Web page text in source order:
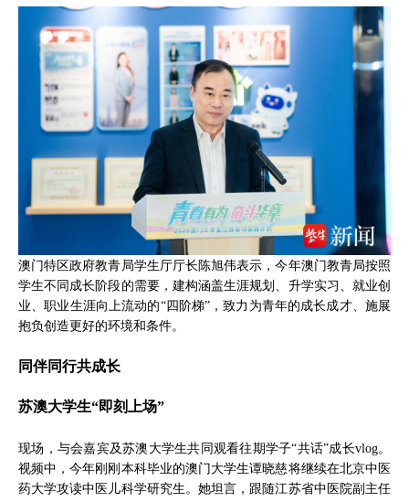
澳门特区政府教青局学生厅厅长陈旭伟表示，今年澳门教青局按照
学生不同成长阶段的需要，建构涵盖生涯规划、升学实习、就业创
业、职业生涯向上流动的“四阶梯”，致力为青年的成长成才、施展
抱负创造更好的环境和条件。
同伴同行共成长
苏澳大学生“即刻上场”
现场，与会嘉宾及苏澳大学生共同观看往期学子“共话”成长vlog。
视频中，今年刚刚本科毕业的澳门大学生谭晓慈将继续在北京中医
药大学攻读中医儿科学研究生。她坦言，跟随江苏省中医院副主任